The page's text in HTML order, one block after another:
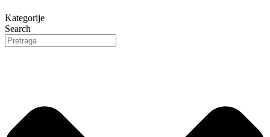
Kategorije
Search